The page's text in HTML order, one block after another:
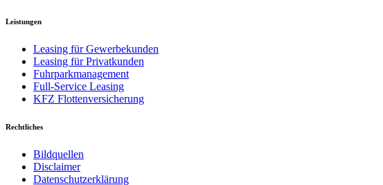
Leistungen
Leasing für Gewerbekunden
Leasing für Privatkunden
Fuhrparkmanagement
Full-Service Leasing
KFZ Flottenversicherung
Rechtliches
Bildquellen
Disclaimer
Datenschutzerklärung